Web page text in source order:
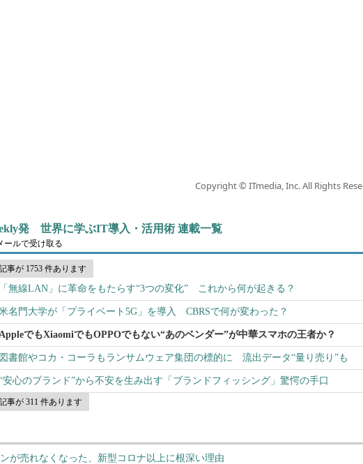
Copyright © ITmedia, Inc. All Rights
発 世界に学ぶIT導入・活用術 連載一覧
ールで受け取る
事が 1753 件あります
「無線LAN」に革命をもたらす“3つの変化” これから何が起きる？
名門大学が「プライベート5G」を導入 CBRSで何が変わった？
でもXiaomiでもOPPOでもない“あのベンダー”が中華スマホの王者か？
図書館やコカ・コーラもランサムウェア集団の標的に 流出データ“量り売り”も
安心のブランド”から不安を生み出す「ブランドフィッシング」驚愕の手口
事が 311 件あります
が売れなくなった、新型コロナ以上に根深い理由